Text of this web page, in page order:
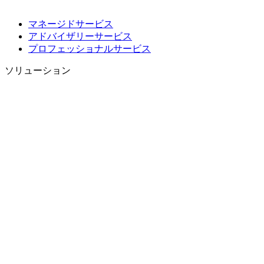
マネージドサービス
アドバイザリーサービス
プロフェッショナルサービス
ソリューション